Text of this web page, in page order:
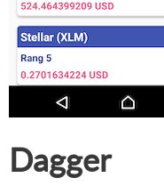
Dagger